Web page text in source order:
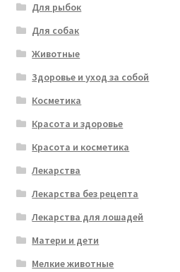
Для рыбок
Для собак
Животные
Здоровье и уход за собой
Косметика
Красота и здоровье
Красота и косметика
Лекарства
Лекарства без рецепта
Лекарства для лошадей
Матери и дети
Мелкие животные